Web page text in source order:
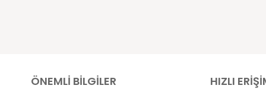
ÖNEMLİ BİLGİLER HIZLI